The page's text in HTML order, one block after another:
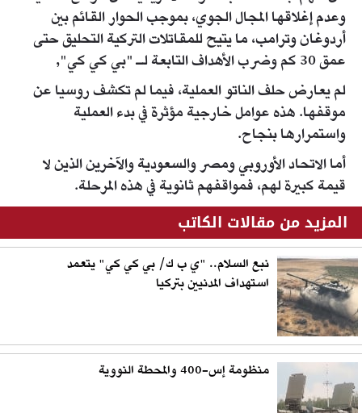
وعدم إغلاقها المجال الجوي، بموجب الحوار القائم بين
أردوغان وترامب، ما يتيح للمقاتلات التركية التحليق حتى
عمق 30 كم وضرب الأهداف التابعة لـ "بي كي كي",
لم يعارض حلف الناتو العملية، فيما لم تكشف روسيا عن
موقفها. هذه عوامل خارجية مؤثرة في بدء العملية
واستمرارها بنجاح.
أما الاتحاد الأوروبي ومصر والسعودية والآخرين الذين لا
قيمة كبيرة لهم، فمواقفهم ثانوية في هذه المرحلة.
المزيد من مقالات الكاتب
نبع السلام.. "ي ب ك/ بي كي كي" يتعمد
استهداف المدنيين بتركيا
منظومة إس-400 والمحطة النووية